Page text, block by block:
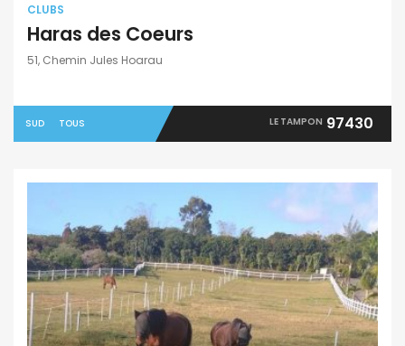
CLUBS
Haras des Coeurs
51, Chemin Jules Hoarau
SUD TOUS LE TAMPON 97430